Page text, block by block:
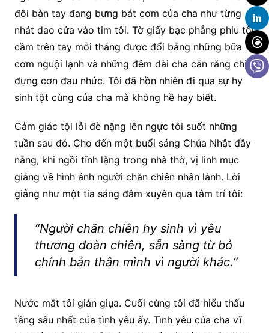
đôi bàn tay đang bưng bát cơm của cha như từng
nhát dao cứa vào tim tôi. Tờ giấy bạc phẳng phiu tôi
cầm trên tay mỗi tháng được đổi bằng những bữa
cơm nguội lạnh và những đêm dài cha cắn răng chịu
đựng cơn đau nhức. Tôi đã hồn nhiên đi qua sự hy
sinh tột cùng của cha mà không hề hay biết.
Cảm giác tội lỗi đè nặng lên ngực tôi suốt những
tuần sau đó. Cho đến một buổi sáng Chúa Nhật đầy
nắng, khi ngồi tĩnh lặng trong nhà thờ, vị linh mục
giảng về hình ảnh người chăn chiên nhân lành. Lời
giảng như một tia sáng đâm xuyên qua tâm trí tôi:
“Người chăn chiên hy sinh vì yêu
thương đoàn chiên, sẵn sàng từ bỏ
chính bản thân mình vì người khác.”
Nước mắt tôi giàn giụa. Cuối cùng tôi đã hiểu thấu
tầng sâu nhất của tình yêu ấy. Tình yêu của cha vĩ